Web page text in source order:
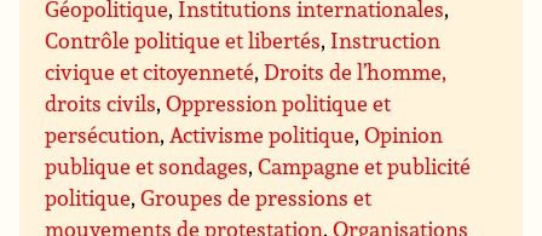
Géopolitique, Institutions internationales,
Contrôle politique et libertés, Instruction
civique et citoyenneté,Droits de l’homme,
droits civils,Oppression politique et
persécution,Activisme politique,Opinion
publique et sondages,Campagne et publicité
politique,Groupes de pressions et
mouvements de protestation,Organisations